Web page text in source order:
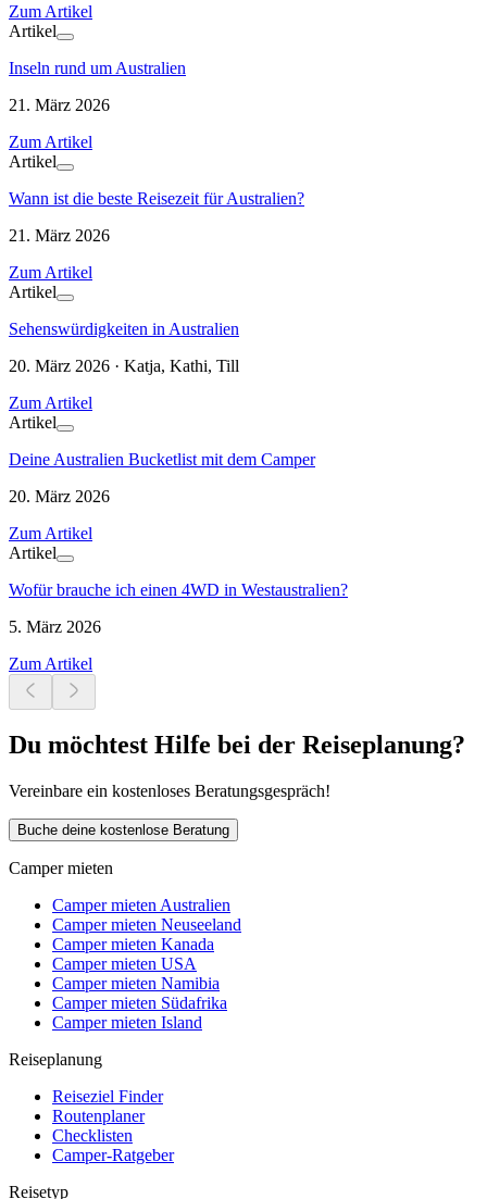
Zum Artikel
Artikel
Inseln rund um Australien
21. März 2026
Zum Artikel
Artikel
Wann ist die beste Reisezeit für Australien?
21. März 2026
Zum Artikel
Artikel
Sehenswürdigkeiten in Australien
20. März 2026 · Katja, Kathi, Till
Zum Artikel
Artikel
Deine Australien Bucketlist mit dem Camper
20. März 2026
Zum Artikel
Artikel
Wofür brauche ich einen 4WD in Westaustralien?
5. März 2026
Zum Artikel
Du möchtest Hilfe bei der Reiseplanung?
Vereinbare ein kostenloses Beratungsgespräch!
Buche deine kostenlose Beratung
Camper mieten
Camper mieten Australien
Camper mieten Neuseeland
Camper mieten Kanada
Camper mieten USA
Camper mieten Namibia
Camper mieten Südafrika
Camper mieten Island
Reiseplanung
Reiseziel Finder
Routenplaner
Checklisten
Camper-Ratgeber
Reisetyp